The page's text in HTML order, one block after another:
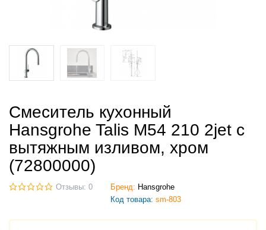
Смеситель кухонный
Hansgrohe Talis M54 210 2jet с
вытяжным изливом, хром
(72800000)
Отзывы: 0 Бренд: Hansgrohe
Код товара: sm-803